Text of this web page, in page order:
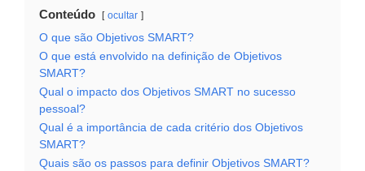
Conteúdo ocultar
O que são Objetivos SMART?
O que está envolvido na definição de Objetivos
SMART?
Qual o impacto dos Objetivos SMART no sucesso
pessoal?
Qual é a importância de cada critério dos Objetivos
SMART?
Quais são os passos para definir Objetivos SMART?